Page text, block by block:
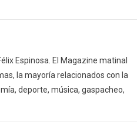
Espinosa. El Magazine matinal
la mayoría relacionados con la
deporte, música, gaspacheo,